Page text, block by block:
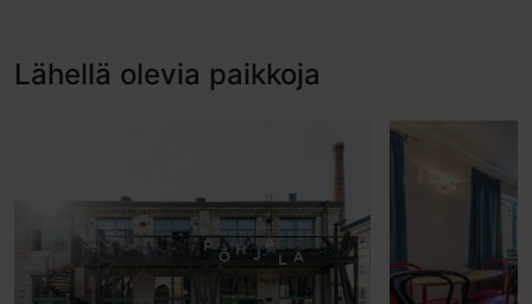
Lähellä olevia paikkoja